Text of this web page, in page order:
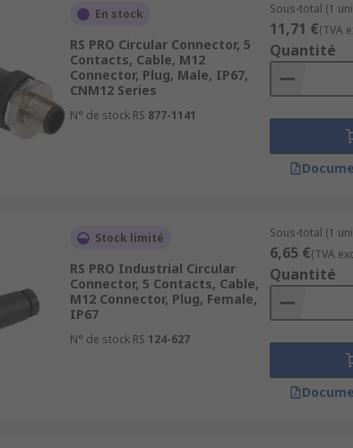
En stock
RS PRO Circular Connector, 5
Contacts, Cable, M12
Connector, Plug, Male, IP67,
CNM12 Series
N° de stock RS 877-1141
Sous-total (1
11,71 €(TVA
Quantité
Stock limité
RS PRO Industrial Circular
Connector, 5 Contacts, Cable,
M12 Connector, Plug, Female,
IP67
N° de stock RS 124-627
Sous-total (1
6,65 €(TVA
Quantité